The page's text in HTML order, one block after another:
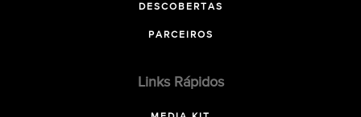
DESCOBERTAS
PARCEIROS
Links Rápidos